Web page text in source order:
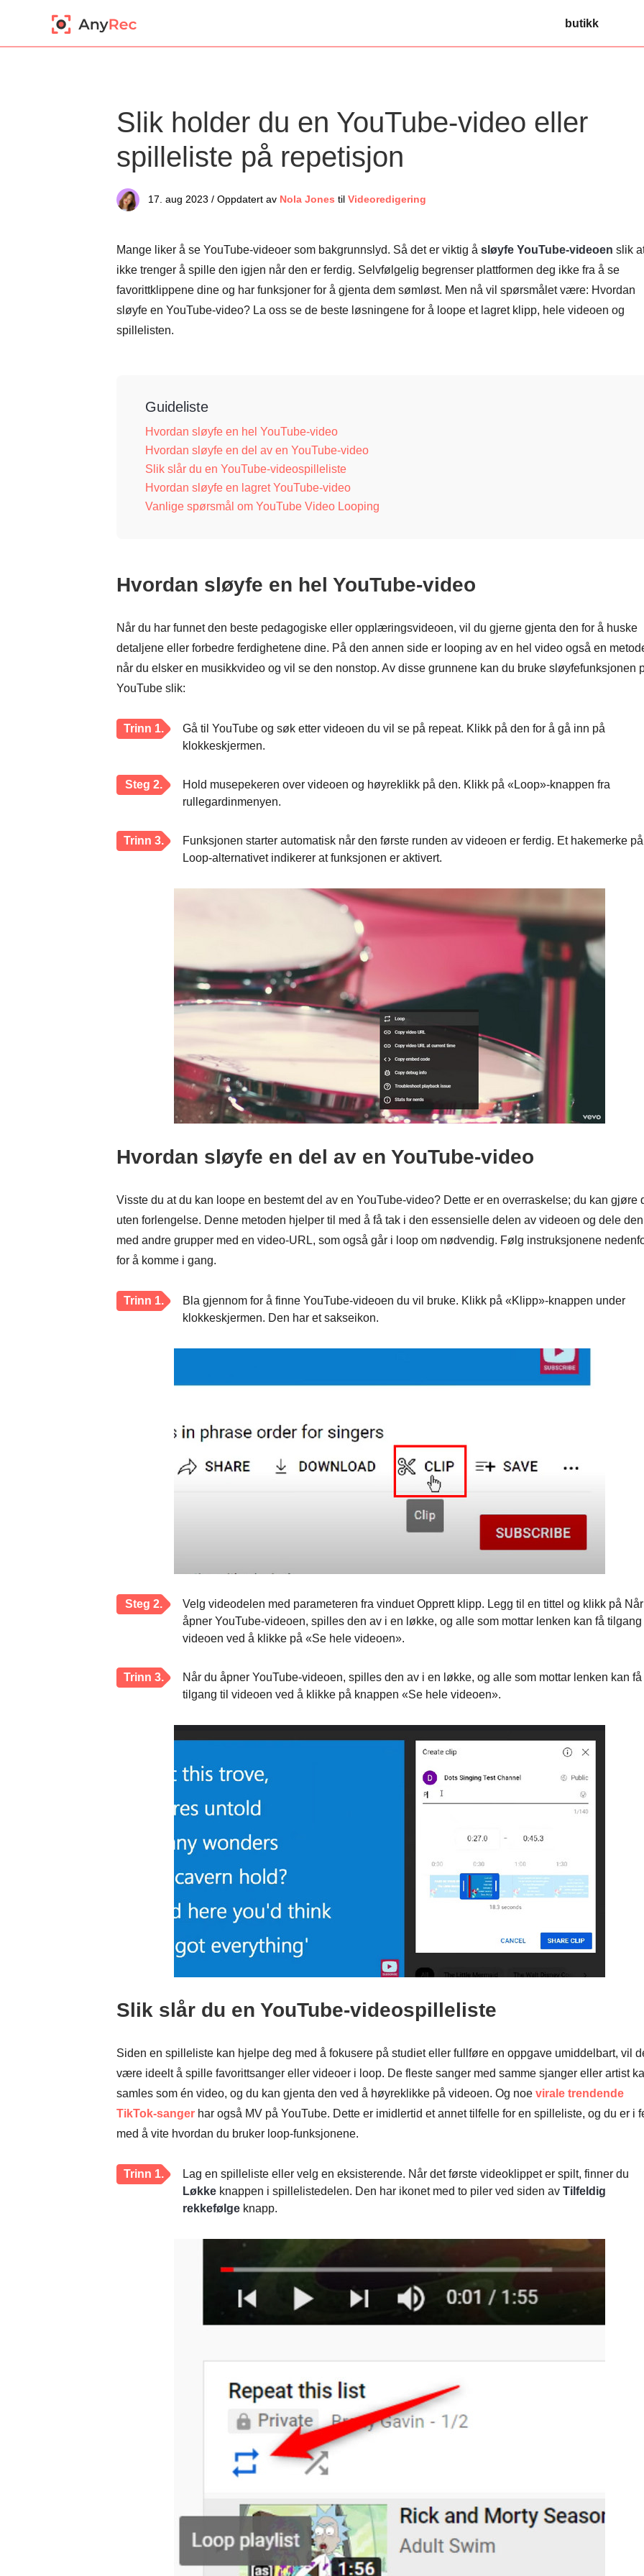
butikk
Slik holder du en YouTube-video eller
spilleliste på repetisjon
17. aug 2023 / Oppdatert av Nola Jones til Videoredigering
Mange liker å se YouTube-videoer som bakgrunnslyd. Så det er viktig å sløyfe YouTube-videoen slik
ikke trenger å spille den igjen når den er ferdig. Selvfølgelig begrenser plattformen deg ikke fra å se
favorittklippene dine og har funksjoner for å gjenta dem sømløst. Men nå vil spørsmålet være: Hvordan
sløyfe en YouTube-video? La oss se de beste løsningene for å loope et lagret klipp, hele videoen og
spillelisten.
Guideliste
Hvordan sløyfe en hel YouTube-video
Hvordan sløyfe en del av en YouTube-video
Slik slår du en YouTube-videospilleliste
Hvordan sløyfe en lagret YouTube-video
Vanlige spørsmål om YouTube Video Looping
Hvordan sløyfe en hel YouTube-video
Når du har funnet den beste pedagogiske eller opplæringsvideoen, vil du gjerne gjenta den for å huske
detaljene eller forbedre ferdighetene dine. På den annen side er looping av en hel video også en
når du elsker en musikkvideo og vil se den nonstop. Av disse grunnene kan du bruke sløyfefunksjonen
YouTube slik:
Trinn 1.
Gå til YouTube og søk etter videoen du vil se på repeat. Klikk på den for å gå inn på
klokkeskjermen.
Steg 2.
Hold musepekeren over videoen og høyreklikk på den. Klikk på «Loop»-knappen fra
rullegardinmenyen.
Trinn 3.
Funksjonen starter automatisk når den første runden av videoen er ferdig. Et hakemerke på
Loop-alternativet indikerer at funksjonen er aktivert.
Hvordan sløyfe en del av en YouTube-video
Visste du at du kan loope en bestemt del av en YouTube-video? Dette er en overraskelse; du kan gjøre
uten forlengelse. Denne metoden hjelper til med å få tak i den essensielle delen av videoen og dele den
med andre grupper med en video-URL, som også går i loop om nødvendig. Følg instruksjonene
for å komme i gang.
Trinn 1.
Bla gjennom for å finne YouTube-videoen du vil bruke. Klikk på «Klipp»-knappen under
klokkeskjermen. Den har et sakseikon.
Steg 2.
Velg videodelen med parameteren fra vinduet Opprett klipp. Legg til en tittel og klikk på
åpner YouTube-videoen, spilles den av i en løkke, og alle som mottar lenken kan få tilgang
videoen ved å klikke på «Se hele videoen».
Trinn 3.
Når du åpner YouTube-videoen, spilles den av i en løkke, og alle som mottar lenken kan få
tilgang til videoen ved å klikke på knappen «Se hele videoen».
Slik slår du en YouTube-videospilleliste
Siden en spilleliste kan hjelpe deg med å fokusere på studiet eller fullføre en oppgave umiddelbart, vil
være ideelt å spille favorittsanger eller videoer i loop. De fleste sanger med samme sjanger eller artist
samles som én video, og du kan gjenta den ved å høyreklikke på videoen. Og noe virale trendende
TikTok-sanger har også MV på YouTube. Dette er imidlertid et annet tilfelle for en spilleliste, og du er i
med å vite hvordan du bruker loop-funksjonene.
Trinn 1.
Lag en spilleliste eller velg en eksisterende. Når det første videoklippet er spilt, finner du
Løkke knappen i spillelistedelen. Den har ikonet med to piler ved siden av Tilfeldig
rekkefølge knapp.